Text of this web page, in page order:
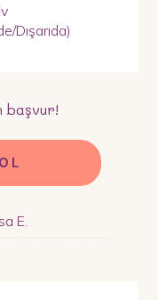
Dışarıda)
başvur!
E.